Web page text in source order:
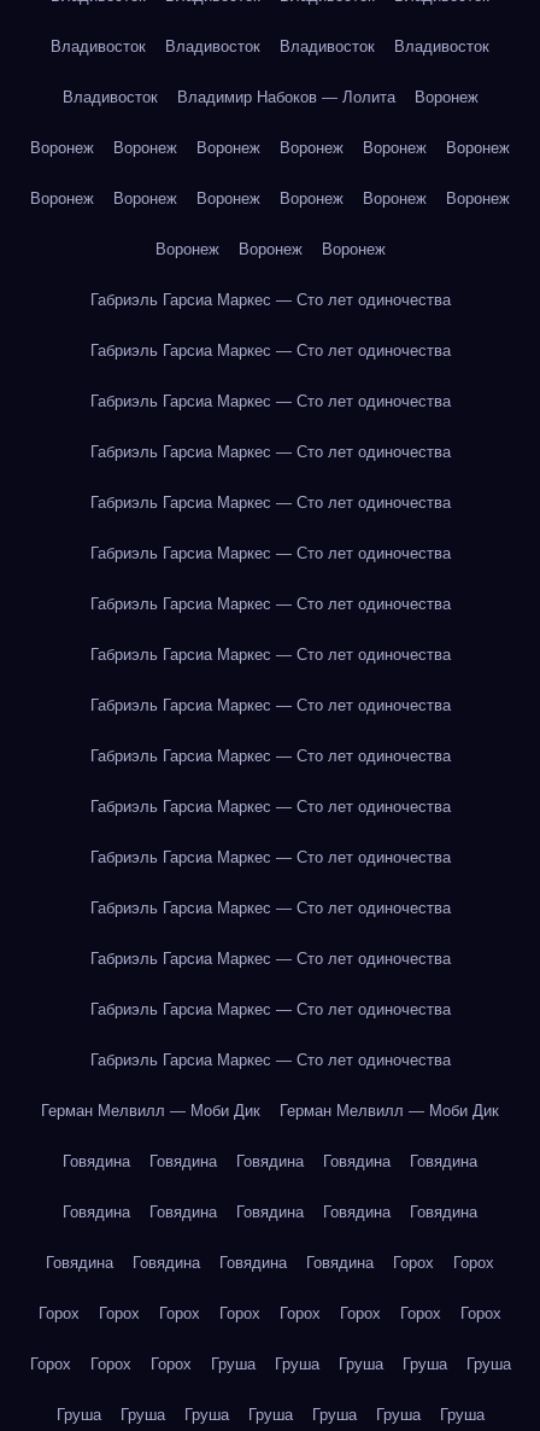
Владивосток Владивосток Владивосток Владивосток
Владивосток Владимир Набоков — Лолита Воронеж
Воронеж Воронеж Воронеж Воронеж Воронеж Воронеж
Воронеж Воронеж Воронеж Воронеж Воронеж Воронеж
Воронеж Воронеж Воронеж
Габриэль Гарсиа Маркес — Сто лет одиночества
Габриэль Гарсиа Маркес — Сто лет одиночества
Габриэль Гарсиа Маркес — Сто лет одиночества
Габриэль Гарсиа Маркес — Сто лет одиночества
Габриэль Гарсиа Маркес — Сто лет одиночества
Габриэль Гарсиа Маркес — Сто лет одиночества
Габриэль Гарсиа Маркес — Сто лет одиночества
Габриэль Гарсиа Маркес — Сто лет одиночества
Габриэль Гарсиа Маркес — Сто лет одиночества
Габриэль Гарсиа Маркес — Сто лет одиночества
Габриэль Гарсиа Маркес — Сто лет одиночества
Габриэль Гарсиа Маркес — Сто лет одиночества
Габриэль Гарсиа Маркес — Сто лет одиночества
Габриэль Гарсиа Маркес — Сто лет одиночества
Габриэль Гарсиа Маркес — Сто лет одиночества
Габриэль Гарсиа Маркес — Сто лет одиночества
Герман Мелвилл — Моби Дик Герман Мелвилл — Моби Дик
Говядина Говядина Говядина Говядина Говядина
Говядина Говядина Говядина Говядина Говядина
Говядина Говядина Говядина Говядина Горох Горох
Горох Горох Горох Горох Горох Горох Горох Горох
Горох Горох Горох Груша Груша Груша Груша Груша
Груша Груша Груша Груша Груша Груша Груша